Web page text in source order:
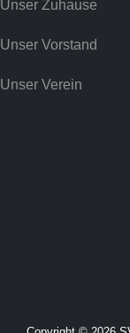
Unser Zuhause
Unser Vorstand
Unser Verein